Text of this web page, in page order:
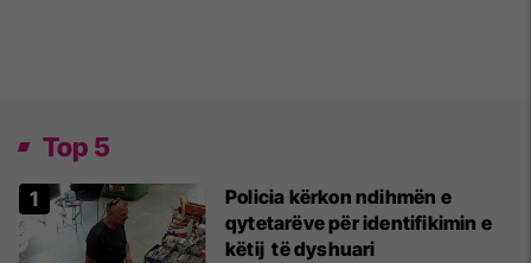
Top 5
Policia kërkon ndihmën e
qytetarëve për identifikimin e
këtij të dyshuari